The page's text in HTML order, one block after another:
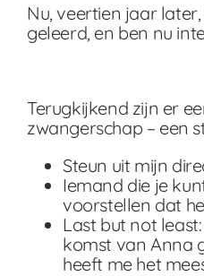
Nu, veertien jaar
geleerd, en ben nu
Terugkijkend zijn er
zwangerschap – een
Steun uit mijn
Iemand die je
voorstellen dat
Last but not
komst van Anna
heeft me het